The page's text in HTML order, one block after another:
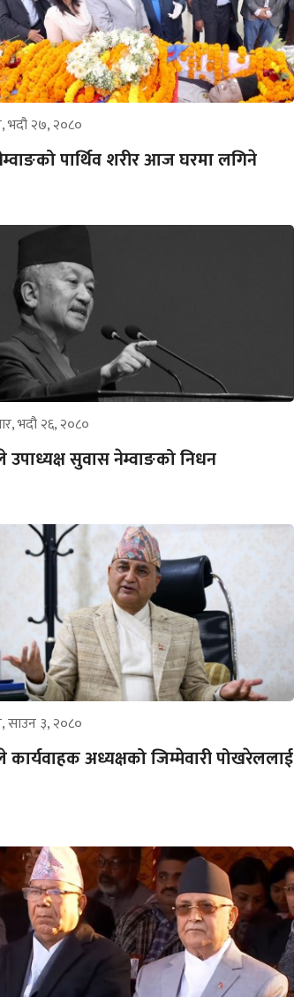
भदौ २७, २०८०
पार्थिव शरीर आज घरमा लगिने
भदौ २६, २०८०
उपाध्यक्ष सुवास नेम्वाङको निधन
साउन ३, २०८०
कार्यवाहक अध्यक्षको जिम्मेवारी पोखरेललाई